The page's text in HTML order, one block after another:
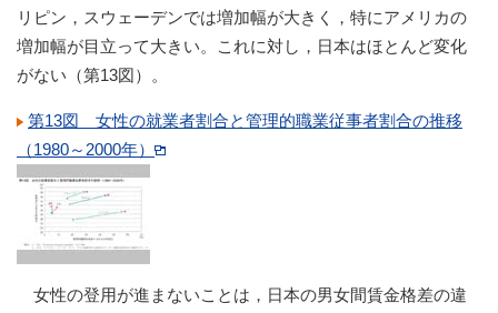
リピン，スウェーデンでは増加幅が大きく，特にアメリカの
増加幅が目立って大きい。これに対し，日本はほとんど変化
がない（第13図）。
第13図 女性の就業者割合と管理的職業従事者割合の推移
（1980～2000年）
女性の登用が進まないことは，日本の男女間賃金格差の違